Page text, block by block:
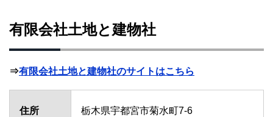
有限会社土地と建物社
⇒有限会社土地と建物社のサイトはこちら
住所 栃木県宇都宮市菊水町7-6